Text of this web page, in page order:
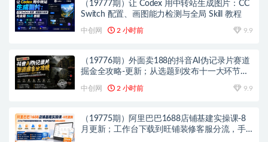
（19777期）让 Codex 用中转站生成图片：CC
Switch 配置、画图能力检测与全局 Skill 教程
中创网 2 小时前 9.9
（19776期）外面卖188的抖音AI伪记录片赛道
掘金全攻略-更新；从选题到发布十一大环节拆
中创网 2 小时前 9.9
（19775期）阿里巴巴1688店铺基建实操课-8
月更新；工作台下载到旺铺装修客服分流，手